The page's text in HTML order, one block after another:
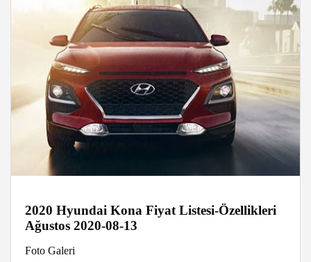
2020 Hyundai Kona Fiyat Listesi-Özellikleri
Ağustos 2020-08-13
Foto Galeri